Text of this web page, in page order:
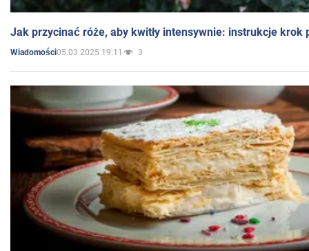
Jak przycinać róże, aby kwitły intensywnie: instrukcje krok
Wiadomości05.03.2025 19:11 3